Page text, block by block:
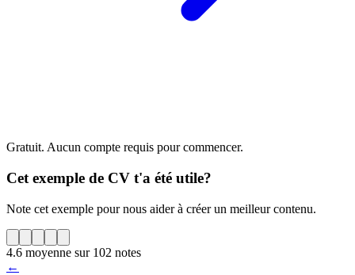
Gratuit. Aucun compte requis pour commencer.
Cet exemple de CV t'a été utile?
Note cet exemple pour nous aider à créer un meilleur contenu.
4.6 moyenne sur 102 notes
←